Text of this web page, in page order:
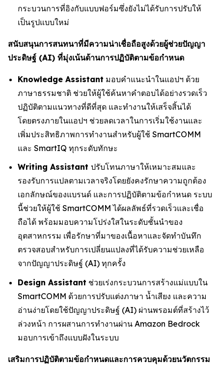
กระบวนการที่อิงกับแบบฟอร์มซึ่งยังไม่ได้รับการปรับให้
เป็นรูปแบบใหม่
สนับสนุนการสนทนาที่มีความน่าเชื่อถือสูงด้วยผู้ช่วยปัญญา
ประดิษฐ์ (AI) ที่มุ่งเน้นด้านการปฏิบัติตามข้อกำหนด
Knowledge Assistant มอบคำแนะนำในแอปฯ ด้วย
ภาษาธรรมชาติ ช่วยให้ผู้ใช้ค้นหาคำตอบได้อย่างรวดเร็ว
ปฏิบัติตามแนวทางที่ดีที่สุด และทำงานให้เสร็จสิ้นได้
โดยตรงภายในแอปฯ ช่วยลดเวลาในการเริ่มใช้งานและ
เพิ่มประสิทธิภาพการทำงานสำหรับผู้ใช้ SmartCOMM
และ SmartIQ ทุกระดับทักษะ
Writing Assistant ปรับโทนภาษาให้เหมาะสมและ
รองรับการแปลตามเวลาจริงโดยยังคงรักษาความถูกต้อง
เอกลักษณ์ของแบรนด์ และการปฏิบัติตามข้อกำหนด ระบบ
นี้ช่วยให้ผู้ใช้ SmartCOMM ได้ผลลัพธ์ที่รวดเร็วและเชื่อ
ถือได้ พร้อมมอบความโปร่งใสในระดับชั้นนำของ
อุตสาหกรรม เพื่อรักษาที่มาของเนื้อหาและจัดทำบันทึก
ตรวจสอบสำหรับการเปลี่ยนแปลงที่ได้รับความช่วยเหลือ
จากปัญญาประดิษฐ์ (AI) ทุกครั้ง
Design Assistant ช่วยเร่งกระบวนการสร้างแม่แบบใน
SmartCOMM ด้วยการปรับแต่งภาษา น้ำเสียง และความ
อ่านง่ายโดยใช้ปัญญาประดิษฐ์ (AI) ผ่านพรอมต์ที่สร้างไว้
ล่วงหน้า การผสานการทำงานผ่าน Amazon Bedrock
มอบการเข้าถึงแบบฝังในระบบ
เสริมการปฏิบัติตามข้อกำหนดและการควบคุมด้วยนวัตกรรม